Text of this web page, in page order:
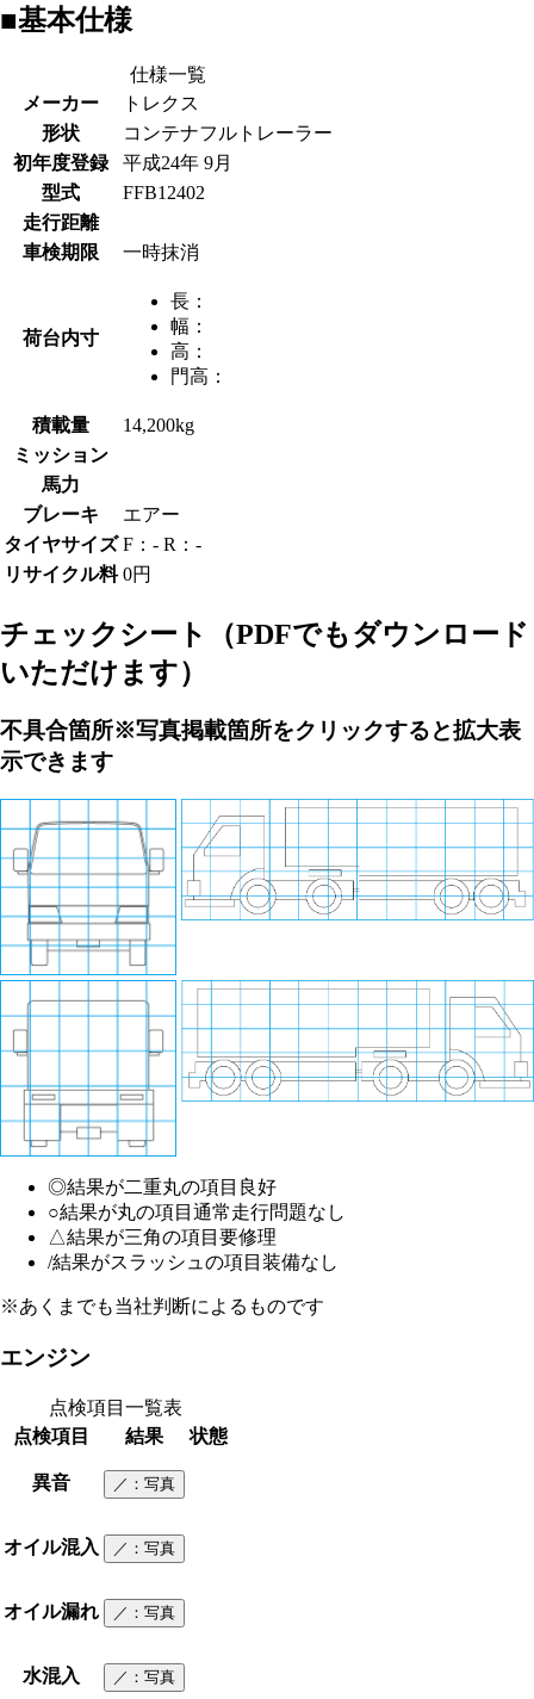
■基本仕様
仕様一覧
メーカー
トレクス
形状
コンテナフルトレーラー
初年度登録
平成24年 9月
型式
FFB12402
走行距離
車検期限
一時抹消
荷台内寸
長：
幅：
高：
門高：
積載量
14,200kg
ミッション
馬力
ブレーキ
エアー
タイヤサイズ F：- R：-
リサイクル料 0円
チェックシート
（PDFでもダウンロード
いただけます）
不具合箇所※写真掲載箇所をクリックすると拡大表
示できます
◎結果が二重丸の項目 良好
○結果が丸の項目 通常走行問題なし
△結果が三角の項目 要修理
/結果がスラッシュの項目 装備なし
※あくまでも当社判断によるものです
エンジン
点検項目一覧表
点検項目
結果 状態
異音 ／ ：写真
オイル混入 ／ ：写真
オイル漏れ ／ ：写真
水混入 ／ ：写真